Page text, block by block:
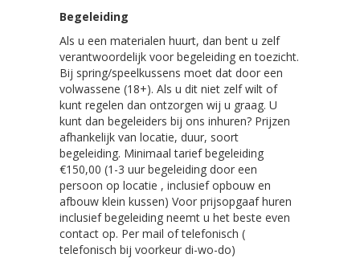
Begeleiding
Als u een materialen huurt, dan bent u zelf
verantwoordelijk voor begeleiding en toezicht.
Bij spring/speelkussens moet dat door een
volwassene (18+). Als u dit niet zelf wilt of
kunt regelen dan ontzorgen wij u graag. U
kunt dan begeleiders bij ons inhuren? Prijzen
afhankelijk van locatie, duur, soort
begeleiding. Minimaal tarief begeleiding
€150,00 (1-3 uur begeleiding door een
persoon op locatie , inclusief opbouw en
afbouw klein kussen) Voor prijsopgaaf huren
inclusief begeleiding neemt u het beste even
contact op. Per mail of telefonisch (
telefonisch bij voorkeur di-wo-do)